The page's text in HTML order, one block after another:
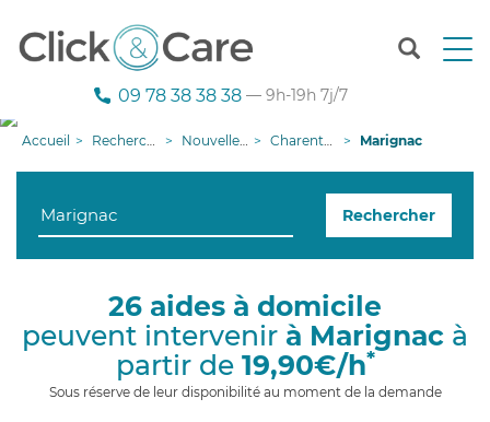
T
n
g
i
09 78 38 38 38 — 9h-19h 7j/7
Accueil Recherche aide à domicile Nouvelle-Aquitaine Charente-Maritime Marignac
Rechercher
26 aides à domicile
peuvent intervenir à Marignac à
partir de 19,90€/h*
Sous réserve de leur disponibilité au moment de la demande